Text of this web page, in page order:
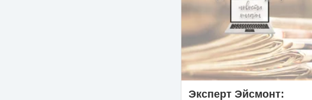
Эксперт Эйсмонт: